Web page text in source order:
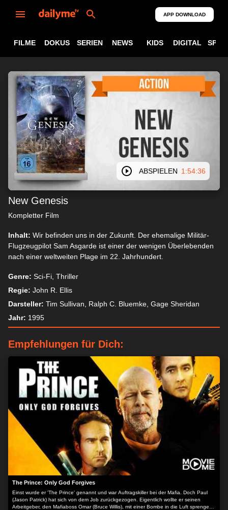
APP DOWNLOAD
FILME DOKUS SERIEN NEWS KIDS DIGITAL
ABSPIELEN 1:54:36
New Genesis
Kompletter Film
Inhalt: Wir befinden uns in der Zukunft. Der ehemalige Militär-
Flugzeugpilot Sam Asgarde ist einer der wenigen Überlebenden
nach einer weltweiten Plage im 22. Jahrhundert.
Genre: Sci-Fi, Thriller
Regie: John R. Ellis
Darsteller: Tim Sullivan, Ralph C. Bluemke, Gage Sheridan
Jahr: 1995
Empfehlungen für Dich:
The Prince: Only God Forgives
Einst wurde er 'The Prince' genannt und war Auftragskiller bei der Mafia. Doch Paul
(Jason Patrick) hat sich von dem Job zurückgezogen. Eigentlich wollte er seinen
Arbeitgeber, den Mafiaboss Omar (Bruce Willis), mit einer Bombe in die Luft sprengen,